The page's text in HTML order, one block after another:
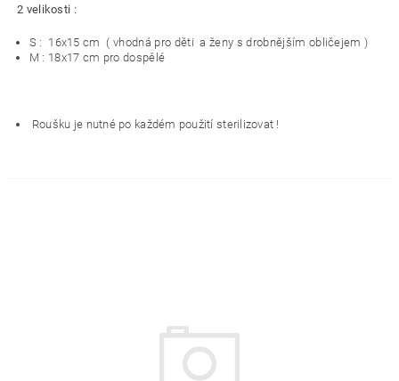
2 velikosti :
S : 16x15 cm ( vhodná pro děti a ženy s drobnějším obličejem )
M : 18x17 cm pro dospělé
Roušku je nutné po každém použití sterilizovat !